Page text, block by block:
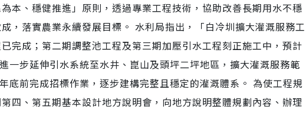
本、穩健推進」原則，透過專業工程技術，協助改善長期用水不穩
，落實農業永續發展目標。 水利局指出，「白冷圳擴大灌溉服務工
完成；第二期調整池工程及第三期加壓引水工程刻正施工中，預計
一步延伸引水系統至水井、崑山及頭坪二坪地區，擴大灌溉服務範
底前完成招標作業，逐步建構完整且穩定的灌溉體系。 為使工程規
四、第五期基本設計地方說明會，向地方說明整體規劃內容、辦理